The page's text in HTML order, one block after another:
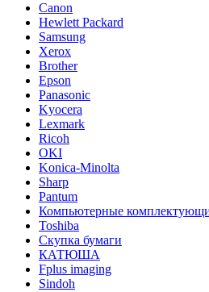
Canon
Hewlett Packard
Samsung
Xerox
Brother
Epson
Panasonic
Kyocera
Lexmark
Ricoh
OKI
Konica-Minolta
Sharp
Pantum
Компьютерные
Toshiba
Скупка бумаги
КАТЮША
Fplus imaging
Sindoh